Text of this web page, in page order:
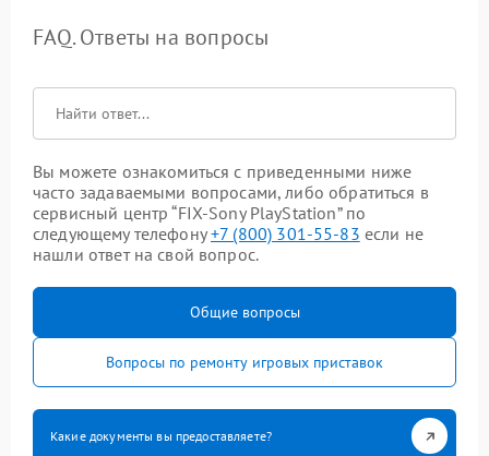
FAQ. Ответы на вопросы
Вы можете ознакомиться с приведенными ниже
часто задаваемыми вопросами, либо обратиться в
сервисный центр “FIX-Sony PlayStation” по
следующему телефону+7 (800) 301-55-83 если не
нашли ответ на свой вопрос.
Общие вопросы
Вопросы по ремонту игровых приставок
Какие документы вы предоставляете?